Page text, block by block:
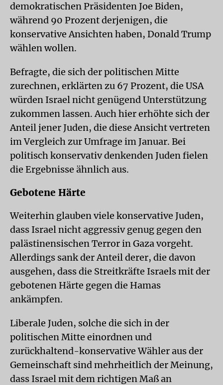
demokratischen Präsidenten Joe Biden,
während 90 Prozent derjenigen, die
konservative Ansichten haben, Donald Trump
wählen wollen.
Befragte, die sich der politischen Mitte
zurechnen, erklärten zu 67 Prozent, die USA
würden Israel nicht genügend Unterstützung
zukommen lassen. Auch hier erhöhte sich der
Anteil jener Juden, die diese Ansicht vertreten
im Vergleich zur Umfrage im Januar. Bei
politisch konservativ denkenden Juden fielen
die Ergebnisse ähnlich aus.
Gebotene Härte
Weiterhin glauben viele konservative Juden,
dass Israel nicht aggressiv genug gegen den
palästinensischen Terror in Gaza vorgeht.
Allerdings sank der Anteil derer, die davon
ausgehen, dass die Streitkräfte Israels mit der
gebotenen Härte gegen die Hamas
ankämpfen.
Liberale Juden, solche die sich in der
politischen Mitte einordnen und
zurückhaltend-konservative Wähler aus der
Gemeinschaft sind mehrheitlich der Meinung,
dass Israel mit dem richtigen Maß an